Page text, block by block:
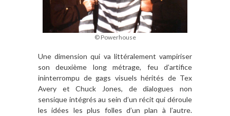
© Powerhouse
Une dimension qui va littéralement vampiriser
son deuxième long métrage, feu d’artifice
ininterrompu de gags visuels hérités de Tex
Avery et Chuck Jones, de dialogues non
sensique intégrés au sein d’un récit qui déroule
les idées les plus folles d’un plan à l’autre.